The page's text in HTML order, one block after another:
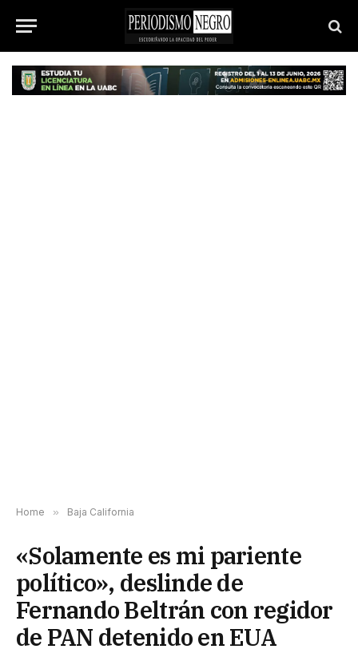
Home » Baja California
«Solamente es mi pariente
político», deslinde de
Fernando Beltrán con regidor
de PAN detenido en EUA